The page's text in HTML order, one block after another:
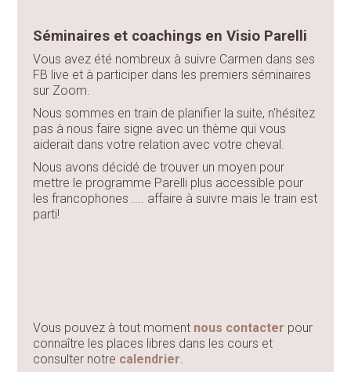
Séminaires et coachings en Visio Parelli
Vous avez été nombreux à suivre Carmen dans ses
FB live et à participer dans les premiers séminaires
sur Zoom.
Nous sommes en train de planifier la suite, n'hésitez
pas à nous faire signe avec un thème qui vous
aiderait dans votre relation avec votre cheval.
Nous avons décidé de trouver un moyen pour
mettre le programme Parelli plus accessible pour
les francophones .... affaire à suivre mais le train est
parti!
Vous pouvez à tout moment nous contacter pour
connaître les places libres dans les cours et
consulter notre calendrier.